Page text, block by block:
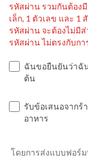
รหัสผ่าน รวมกันต้อง
เล็ก, 1 ตัวเลข และ
รหัสผ่าน จะต้องไม่มีส่
รหัสผ่าน ไม่ตรงกับก
ฉันขอยืนยันว่าฉั
ต้น
รับข้อเสนอจากร้
อาหาร
โดยการส่งแบบฟอร์